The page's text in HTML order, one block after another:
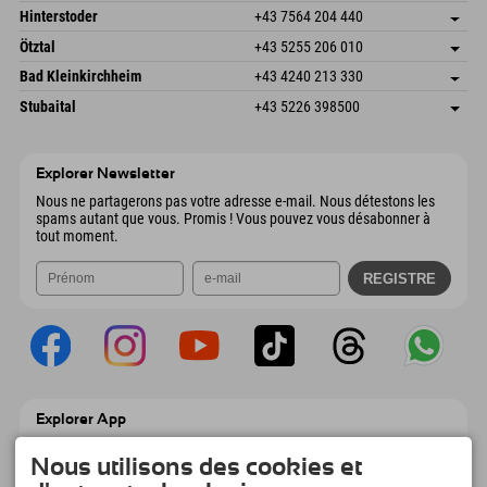
Autriche
Réservation
Schmiedau 2
Autriche
Enregistrer l'adresse
Réservation
Hinterstoder +43 7564 204 440
Freizeitpark 10
4573 Hinterstoder
Autriche
Enregistrer l'adresse
Informations d'arrivée
Réservation
Ötztal +43 5255 206 010
Gscheat 14
Autriche
Enregistrer l'adresse
Réservation
Bad Kleinkirchheim +43 4240 213 330
Dorfstraße 24
9546 Bad Kleinkirchheim
Enregistrer l'adresse
Informations d'arrivée
Stubaital +43 5226 398500
Explorer Newsletter
Nous ne partagerons pas votre adresse e-mail. Nous détestons les
spams autant que vous. Promis ! Vous pouvez vous désabonner à
tout moment.
Explorer App
Explorer à emporter avec aperçu de vos
réservations, liste de choses à faire, aperçu
Nous utilisons des cookies et